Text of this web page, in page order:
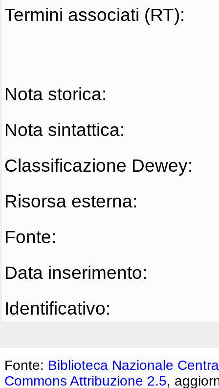
Termini associati (RT):
Nota storica:
Nota sintattica:
Classificazione Dewey:
Risorsa esterna:
Fonte:
Data inserimento:
Identificativo:
Fonte: Biblioteca Nazionale
Commons Attribuzione 2.5,